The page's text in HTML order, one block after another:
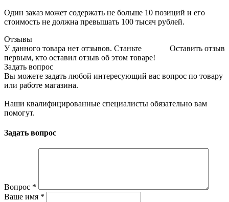
Один заказ может содержать не больше 10 позиций и его
стоимость не должна превышать 100 тысяч рублей.
Отзывы
Оставить отзыв
У данного товара нет отзывов. Станьте
первым, кто оставил отзыв об этом товаре!
Задать вопрос
Вы можете задать любой интересующий вас вопрос по товару
или работе магазина.
Наши квалифицированные специалисты обязательно вам
помогут.
Задать вопрос
Вопрос *
Ваше имя *